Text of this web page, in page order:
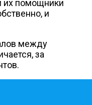
их помощники
и
между
за